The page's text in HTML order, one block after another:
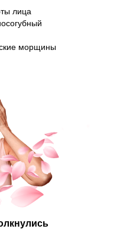
лица
морщины